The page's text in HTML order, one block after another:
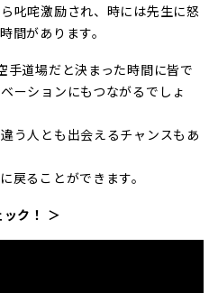
叱咤激励され、時には先生に怒
間があります。
手道場だと決まった時間に皆で
ーションにもつながるでしょ
う人とも出会えるチャンスもあ
戻ることができます。
ク！ ＞